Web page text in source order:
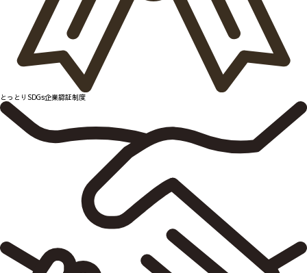
とっとりSDGs企業認証制度